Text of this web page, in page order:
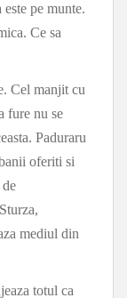
pe munte.
Ce sa
Cel manjit cu
fure nu se
Paduraru
oferiti si
mediul din
totul ca